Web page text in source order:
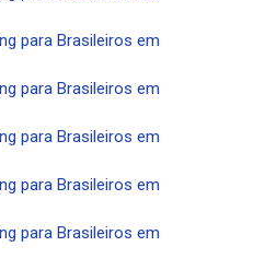
para Brasileiros em
para Brasileiros em
para Brasileiros em
para Brasileiros em
para Brasileiros em